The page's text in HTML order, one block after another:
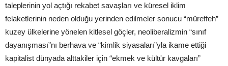
taleplerinin yol açtığı rekabet savaşları ve küresel iklim
felaketlerinin neden olduğu yerinden edilmeler sonucu “müreffeh”
kuzey ülkelerine yönelen kitlesel göçler, neoliberalizmin “sınıf
dayanışması”nı berhava ve “kimlik siyasaları”yla ikame ettiği
kapitalist dünyada alttakiler için “ekmek ve kültür kavgaları”